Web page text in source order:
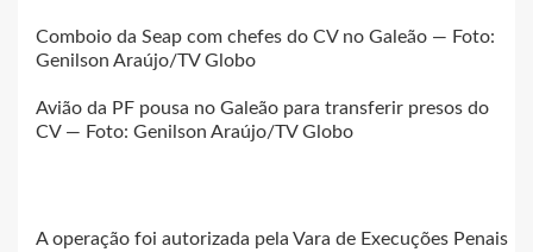
Comboio da Seap com chefes do CV no Galeão — Foto:
Genilson Araújo/TV Globo
Avião da PF pousa no Galeão para transferir presos do
CV — Foto: Genilson Araújo/TV Globo
A operação foi autorizada pela Vara de Execuções Penais